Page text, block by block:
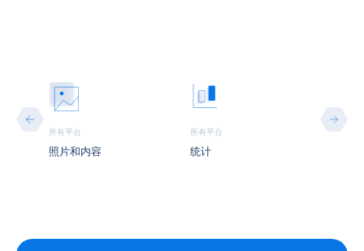
所有平台
照片和内容
所有平台
统计